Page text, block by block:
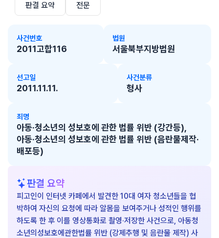
판결 요약 전문
사건번호
2011고합116
법원
서울북부지방법원
선고일
2011.11.11.
사건분류
형사
죄명
아동·청소년의 성보호에 관한 법률 위반 (강간등),
아동·청소년의 성보호에 관한 법률 위반 (음란물제작·
배포등)
판결 요약
피고인이 인터넷 카페에서 발견한 10대 여자 청소년들을 협
박하여 자신의 요청에 따라 알몸을 보여주거나 성적인 행위를
하도록 한 후 이를 영상통화로 촬영·저장한 사건으로, 아동청
소년의성보호에관한법률 위반 (강제추행 및 음란물 제작) 사